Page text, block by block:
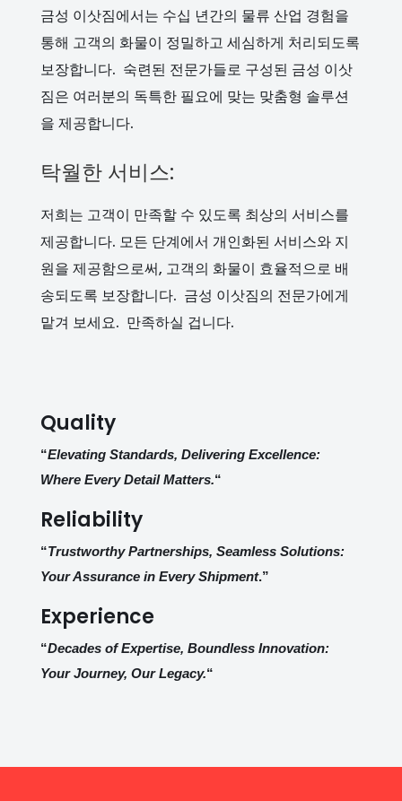
금성 이삿짐에서는 수십 년간의 물류 산업 경험을
통해 고객의 화물이 정밀하고 세심하게 처리되도록
보장합니다. 숙련된 전문가들로 구성된 금성 이삿
짐은 여러분의 독특한 필요에 맞는 맞춤형 솔루션
을 제공합니다.
탁월한 서비스:
저희는 고객이 만족할 수 있도록 최상의 서비스를
제공합니다. 모든 단계에서 개인화된 서비스와 지
원을 제공함으로써, 고객의 화물이 효율적으로 배
송되도록 보장합니다. 금성 이삿짐의 전문가에게
맡겨 보세요. 만족하실 겁니다.
Quality
“Elevating Standards, Delivering Excellence:
Where Every Detail Matters.“
Reliability
“Trustworthy Partnerships, Seamless Solutions:
Your Assurance in Every Shipment.”
Experience
“Decades of Expertise, Boundless Innovation:
Your Journey, Our Legacy.“